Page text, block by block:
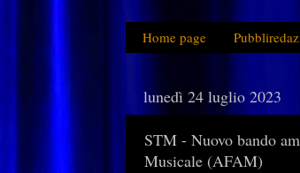
Home page
lunedì 24 luglio 2023
STM - Nuovo bando
Musicale (AFAM)